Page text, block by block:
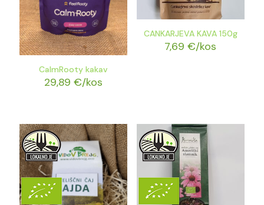
CalmRooty kakav
29,89€/kos
CANKARJEVA KAVA 150g
7,69€/kos